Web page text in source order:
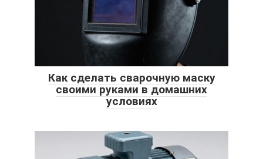
Как сделать сварочную маску
своими руками в домашних
условиях